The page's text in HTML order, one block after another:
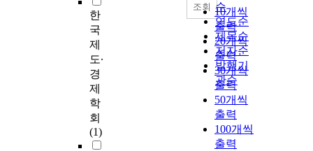
한
국
제
도∙
경
제
학
회
(1)
순
연도순
제목순
저자순
발행기
관순
10개씩
출력
20개씩
출력
30개씩
출력
50개씩
출력
100개씩
출력
조회